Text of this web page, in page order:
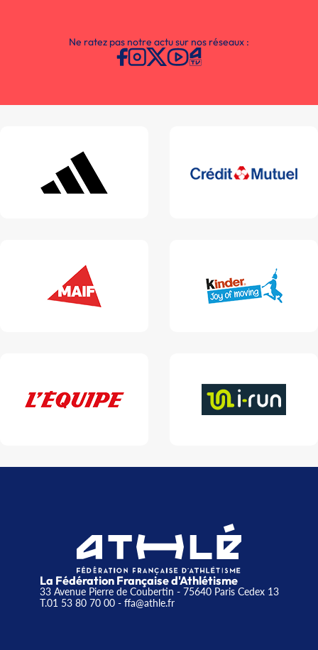
Ne ratez pas notre actu sur nos réseaux :
La Fédération Française d'Athlétisme
33 Avenue Pierre de Coubertin - 75640 Paris Cedex 13
T.01 53 80 70 00- ffa@athle.fr